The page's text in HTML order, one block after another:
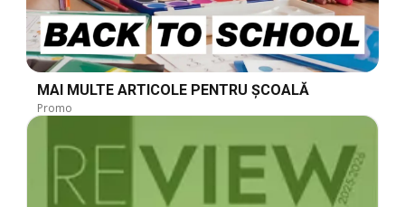
MAI MULTE ARTICOLE PENTRU ȘCOALĂ
Promo